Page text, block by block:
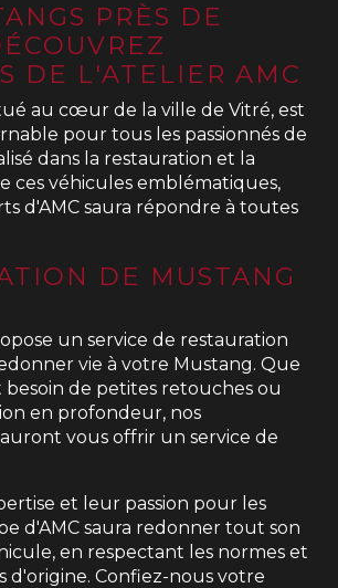
PRÈS DE
DE L'ATELIER AMC
au cœur de la ville de Vitré, est
pour tous les passionnés de
dans la restauration et la
ces véhicules emblématiques,
d'AMC saura répondre à toutes
DE MUSTANG
un service de restauration
vie à votre Mustang. Que
de petites retouches ou
en profondeur, nos
vous offrir un service de
et leur passion pour les
d'AMC saura redonner tout son
en respectant les normes et
d'origine. Confiez-nous votre